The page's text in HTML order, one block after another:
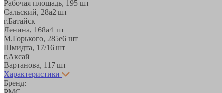
Рабочая площадь, 195 шт
Сальский, 28a2 шт
г.Батайск
Ленина, 168а4 шт
М.Горького, 285е6 шт
Шмидта, 17/16 шт
г.Аксай
Вартанова, 11 7 шт
Характеристики
Бренд: